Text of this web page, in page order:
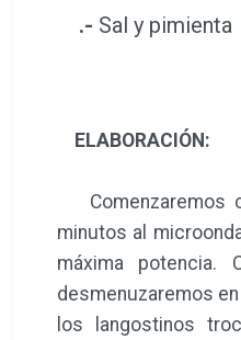
.- Sal y pimienta
ELABORACIÓN:
Comenzaremos
minutos al
máxima potencia.
desmenuzaremos
los langostinos